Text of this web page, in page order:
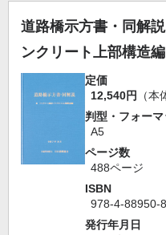
道路橋示方書・同解
ンクリート上部構造
定価
12,540円
（
判型・フォーマ
A5
ページ数
488ページ
ISBN
978-4-88950-
発行年月日